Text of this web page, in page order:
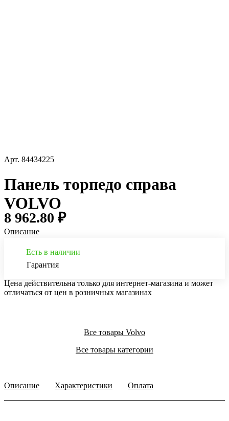
Арт. 84434225
Панель торпедо справа
VOLVO
8 962.80 ₽
Описание
Есть в наличии
Гарантия
Цена действительна только для интернет-магазина и может
отличаться от цен в розничных магазинах
Все товары Volvo
Все товары категории
Описание Характеристики Оплата